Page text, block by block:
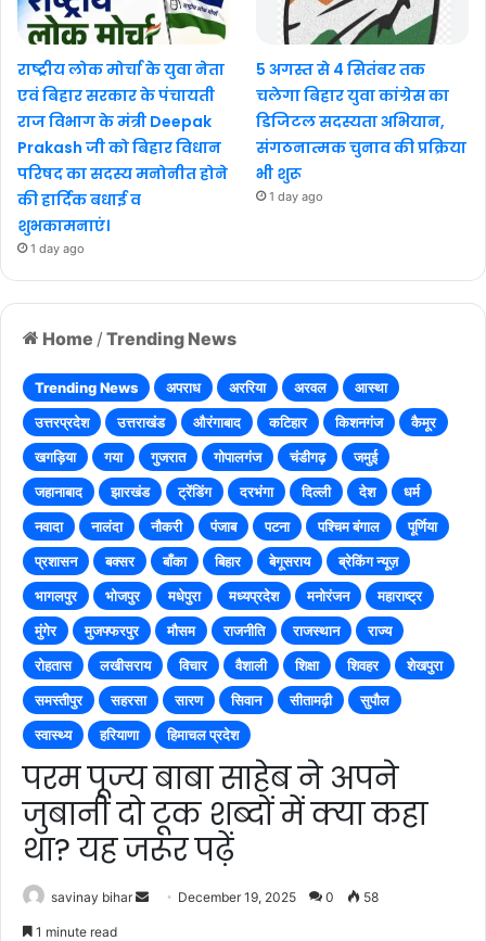
Home / Trending News
Trending News अपराध अररिया अरवल
आस्था
उत्तरप्रदेश
उत्तराखंड औरंगाबाद कटिहार किशनगंज
कैमूर
खगड़िया
गया गुजरात गोपालगंज चंडीगढ़
जमुई
जहानाबाद
झारखंड ट्रेंडिंग दरभंगा दिल्ली देश
धर्म
नवादा
नालंदा नौकरी पंजाब पटना पश्चिम बंगाल
पूर्णिया
प्रशासन
बक्सर बाँका बिहार बेगूसराय
ब्रेकिंग न्यूज़
भागलपुर
भोजपुर मधेपुरा मध्यप्रदेश मनोरंजन
महाराष्ट्र
मुंगेर
मुजफ्फरपुर मौसम राजनीति राजस्थान
राज्य
रोहतास
लखीसराय विचार वैशाली शिक्षा शिवहर
शेखपुरा
समस्तीपुर
सहरसा सारण सिवान सीतामढ़ी
सुपौल
स्वास्थ्य
हरियाणा हिमाचल प्रदेश
परम पूज्य बाबा साहेब ने अपने
जुबानी दो टूक शब्दों में क्या कहा
था? यह जरूर पढ़ें
savinay bihar
SendDecember 19, 2025 0 58
1 minute read
राष्ट्रीय लोक मोर्चा के युवा नेता
एवं बिहार सरकार के पंचायती
राज विभाग के मंत्री Deepak
Prakash जी को बिहार विधान
परिषद का सदस्य मनोनीत होने
की हार्दिक बधाई व
शुभकामनाएं।
1 day ago
5 अगस्त से 4 सितंबर तक
चलेगा बिहार युवा कांग्रेस का
डिजिटल सदस्यता अभियान,
संगठनात्मक चुनाव की प्रक्रिया
भी शुरू
1 day ago